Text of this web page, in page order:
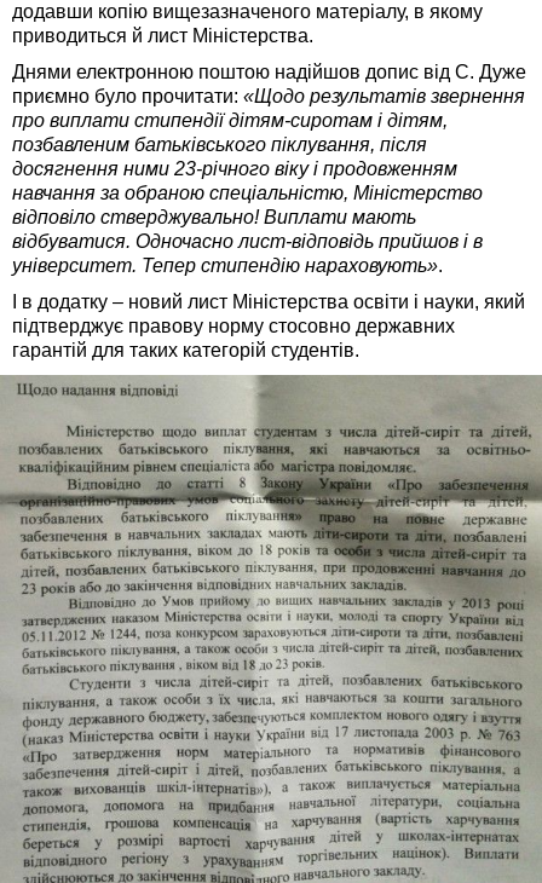
додавши копію вищезазначеного матеріалу, в якому
приводиться й лист Міністерства.
Днями електронною поштою надійшов допис від С. Дуже
приємно було прочитати: «Щодо результатів звернення
про виплати стипендії дітям-сиротам і дітям,
позбавленим батьківського піклування, після
досягнення ними 23-річного віку і продовженням
навчання за обраною спеціальністю, Міністерство
відповіло стверджувально! Виплати мають
відбуватися. Одночасно лист-відповідь прийшов і в
університет. Тепер стипендію нараховують».
І в додатку – новий лист Міністерства освіти і науки, який
підтверджує правову норму стосовно державних
гарантій для таких категорій студентів.